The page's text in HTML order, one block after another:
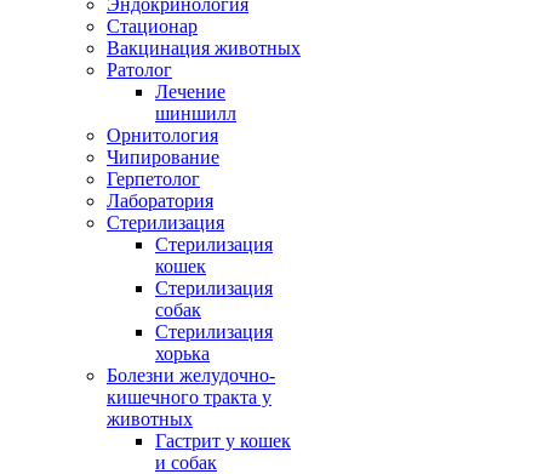
Эндокринология
Стационар
Вакцинация животных
Ратолог
Лечение
шиншилл
Орнитология
Чипирование
Герпетолог
Лаборатория
Стерилизация
Стерилизация
кошек
Стерилизация
собак
Стерилизация
хорька
Болезни желудочно-
кишечного тракта у
животных
Гастрит у кошек
и собак